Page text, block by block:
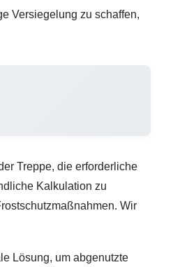
Versiegelung zu schaffen,
Treppe, die erforderliche
Kalkulation zu
Wir
Lösung, um abgenutzte